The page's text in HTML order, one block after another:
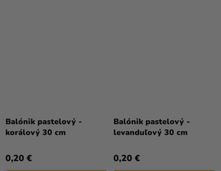
Balónik pastelový -
korálový 30 cm
0,20 €
Balónik pastelový -
levanduľový 30 cm
0,20 €